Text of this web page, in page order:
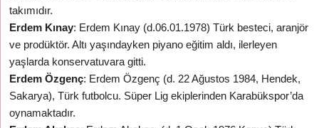
takımıdır.
Erdem Kınay: Erdem Kınay (d.06.01.1978) Türk besteci, aranjör
ve prodüktör. Altı yaşındayken piyano eğitim aldı, ilerleyen
yaşlarda konservatuvara gitti.
Erdem Özgenç: Erdem Özgenç (d. 22 Ağustos 1984, Hendek,
Sakarya), Türk futbolcu. Süper Lig ekiplerinden Karabükspor’da
oynamaktadır.